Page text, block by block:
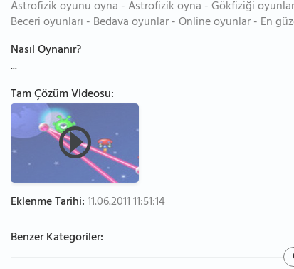
Astrofizik oyunu oyna - Astrofizik oyna - Gökfiziği
Beceri oyunları - Bedava oyunlar - Online oyunlar - En
Nasıl Oynanır?
...
Tam Çözüm Videosu:
Eklenme Tarihi:11.06.2011 11:51:14
Benzer Kategoriler: